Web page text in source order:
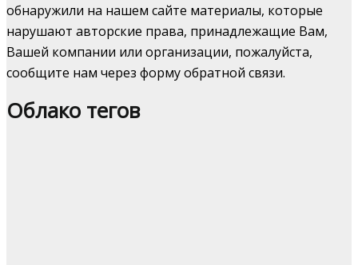
обнаружили на нашем сайте материалы, которые
нарушают авторские права, принадлежащие Вам,
Вашей компании или организации, пожалуйста,
сообщите нам через форму обратной связи.
Облако тегов